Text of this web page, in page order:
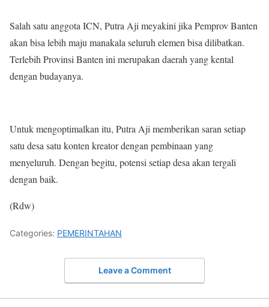
Salah satu anggota ICN, Putra Aji meyakini jika Pemprov Banten
akan bisa lebih maju manakala seluruh elemen bisa dilibatkan.
Terlebih Provinsi Banten ini merupakan daerah yang kental
dengan budayanya.
Untuk mengoptimalkan itu, Putra Aji memberikan saran setiap
satu desa satu konten kreator dengan pembinaan yang
menyeluruh. Dengan begitu, potensi setiap desa akan tergali
dengan baik.
(Rdw)
Categories: PEMERINTAHAN
Leave a Comment